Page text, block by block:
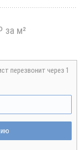
за м²
перезвонит через 1